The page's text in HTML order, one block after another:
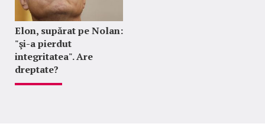
Elon, supărat pe Nolan:
"şi-a pierdut
integritatea". Are
dreptate?